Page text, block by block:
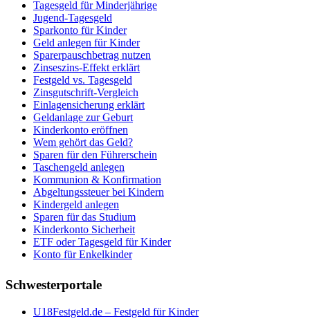
Tagesgeld für Minderjährige
Jugend-Tagesgeld
Sparkonto für Kinder
Geld anlegen für Kinder
Sparerpauschbetrag nutzen
Zinseszins-Effekt erklärt
Festgeld vs. Tagesgeld
Zinsgutschrift-Vergleich
Einlagensicherung erklärt
Geldanlage zur Geburt
Kinderkonto eröffnen
Wem gehört das Geld?
Sparen für den Führerschein
Taschengeld anlegen
Kommunion & Konfirmation
Abgeltungssteuer bei Kindern
Kindergeld anlegen
Sparen für das Studium
Kinderkonto Sicherheit
ETF oder Tagesgeld für Kinder
Konto für Enkelkinder
Schwesterportale
U18Festgeld.de – Festgeld für Kinder